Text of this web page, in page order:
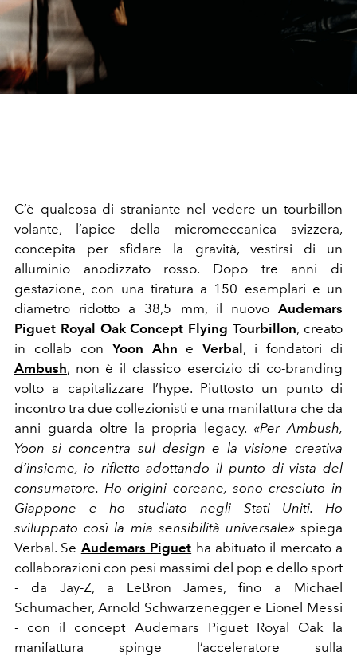
C’è qualcosa di straniante nel vedere un tourbillon
volante, l’apice della micromeccanica svizzera,
concepita per sfidare la gravità, vestirsi di un
alluminio anodizzato rosso. Dopo tre anni di
gestazione, con una tiratura a 150 esemplari e un
diametro ridotto a 38,5 mm, il nuovo Audemars
Piguet Royal Oak Concept Flying Tourbillon, creato
in collab con Yoon Ahn eVerbal , i fondatori di
Ambush, non è il classico esercizio di co-branding
volto a capitalizzare l’hype. Piuttosto un punto di
incontro tra due collezionisti e una manifattura che da
anni guarda oltre la propria legacy. «Per Ambush,
Yoon si concentra sul design e la visione creativa
d’insieme, io rifletto adottando il punto di vista del
consumatore. Ho origini coreane, sono cresciuto in
Giappone e ho studiato negli Stati Uniti. Ho
sviluppato così la mia sensibilità universale»spiega
Verbal. Se Audemars Piguet ha abituato il mercato a
collaborazioni con pesi massimi del pop e dello sport
- da Jay-Z, a LeBron James, fino a Michael
Schumacher, Arnold Schwarzenegger e Lionel Messi
- con il concept Audemars Piguet Royal Oak la
manifattura spinge l’acceleratore sulla